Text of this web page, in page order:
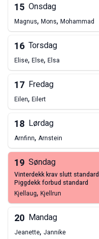
15 Onsdag
Magnus, Mons, Mohammad
16 Torsdag
Elise, Else, Elsa
17 Fredag
Eilen, Eilert
18 Lørdag
Arnfinn, Arnstein
19 Søndag
vinterdekk krav slutt standard
piggdekk forbud standard
Kjellaug, Kjellrun
20 Mandag
Jeanette, Jannike